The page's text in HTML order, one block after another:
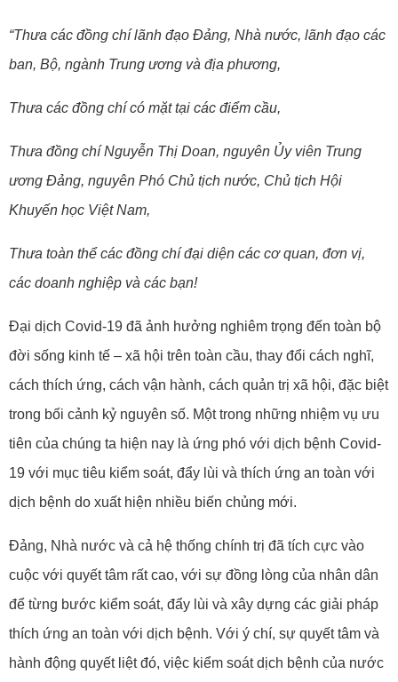
“Thưa các đồng chí lãnh đạo Đảng, Nhà nước, lãnh đạo các
ban, Bộ, ngành Trung ương và địa phương,
Thưa các đồng chí có mặt tại các điểm cầu,
Thưa đồng chí Nguyễn Thị Doan, nguyên Ủy viên Trung
ương Đảng, nguyên Phó Chủ tịch nước, Chủ tịch Hội
Khuyến học Việt Nam,
Thưa toàn thể các đồng chí đại diện các cơ quan, đơn vị,
các doanh nghiệp và các bạn!
Đại dịch Covid-19 đã ảnh hưởng nghiêm trọng đến toàn bộ
đời sống kinh tế – xã hội trên toàn cầu, thay đổi cách nghĩ,
cách thích ứng, cách vận hành, cách quản trị xã hội, đặc biệt
trong bối cảnh kỷ nguyên số. Một trong những nhiệm vụ ưu
tiên của chúng ta hiện nay là ứng phó với dịch bệnh Covid-
19 với mục tiêu kiểm soát, đẩy lùi và thích ứng an toàn với
dịch bệnh do xuất hiện nhiều biến chủng mới.
Đảng, Nhà nước và cả hệ thống chính trị đã tích cực vào
cuộc với quyết tâm rất cao, với sự đồng lòng của nhân dân
để từng bước kiểm soát, đẩy lùi và xây dựng các giải pháp
thích ứng an toàn với dịch bệnh. Với ý chí, sự quyết tâm và
hành động quyết liệt đó, việc kiểm soát dịch bệnh của nước